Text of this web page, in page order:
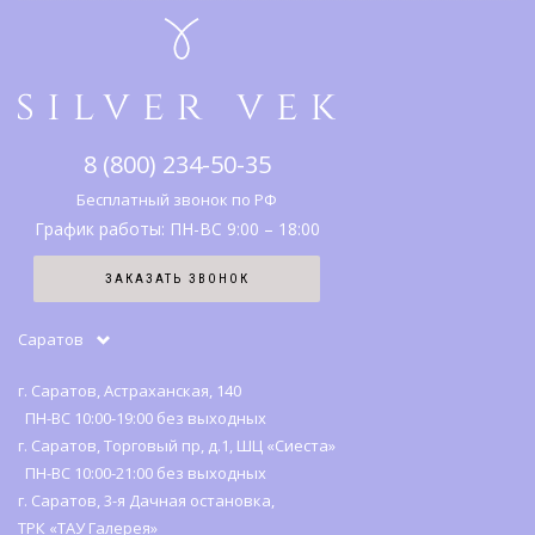
Правовая информация
История бренда
Гарантии и возврат
Серебро
Карта сайта
8 (800) 234-50-35
Бесплатный звонок по РФ
График работы: ПН-ВС 9:00 – 18:00
ЗАКАЗАТЬ ЗВОНОК
Саратов
г. Саратов, Астраханская, 140
ПН-ВС 10:00-19:00 без выходных
г. Саратов, Торговый пр, д.1, ШЦ «Сиеста»
ПН-ВС 10:00-21:00 без выходных
г. Саратов, 3-я Дачная остановка,
ТРК «ТАУ Галерея»